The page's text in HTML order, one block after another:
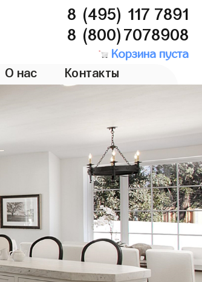
8 (495) 117 7891
8 (800)7078908
Корзина пуста
О нас Контакты